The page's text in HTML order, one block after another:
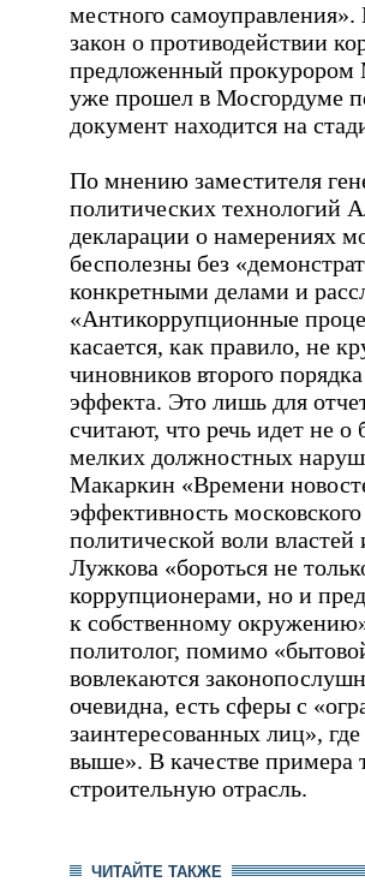
местного
закон о противодействии
предложенный
уже прошел в Мосгордуме
документ находится на
По мнению заместителя
политических технологий
декларации о намерениях
бесполезны без
конкретными делами и
«Антикоррупционные
касается, как правило, не
чиновников второго
эффекта. Это лишь для
считают, что речь идет не о
мелких должностных
Макаркин «Времени
эффективность
политической воли
Лужкова «бороться не
коррупционерами, но и
к собственному
политолог, помимо
вовлекаются
очевидна, есть сферы с
заинтересованных лиц»,
выше». В качестве примера
строительную отрасль.
ЧИТАЙТЕ ТАКЖЕ